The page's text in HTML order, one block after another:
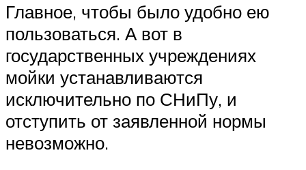
Главное, чтобы было удобно ею
пользоваться. А вот в
государственных учреждениях
мойки устанавливаются
исключительно по СНиПу, и
отступить от заявленной нормы
невозможно.